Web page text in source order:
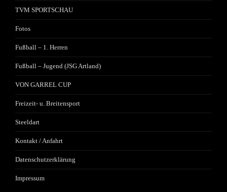
TVM SPORTSCHAU
Fotos
Fußball – 1. Herren
Fußball – Jugend (JSG Artland)
VON GARREL CUP
Freizeit- u. Breitensport
Steeldart
Kontakt / Anfahrt
Datenschutzerklärung
Impressum